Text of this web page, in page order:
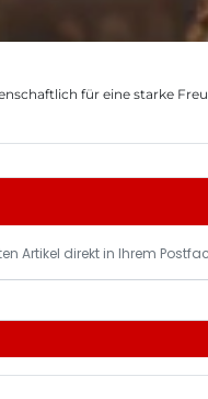
für eine starke
Artikel direkt in Ihrem